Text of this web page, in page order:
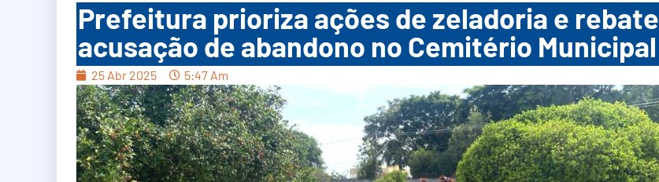
Prefeitura prioriza ações de zeladoria e rebate
acusação de abandono no Cemitério Municipal
25 Abr 2025 5:47 Am